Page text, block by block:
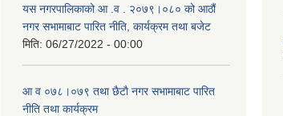
यस नगरपालिकाको आ‍ .व . २०७९।०८० को आठौं
नगर सभामाबाट पारित नीति, कार्यक्रम तथा बजेट
मिति: 06/27/2022 - 00:00
आ‍ व ०७८।०७९ तथा छैटाै नगर सभामाबाट पारित
नीति तथा कार्यक्रम